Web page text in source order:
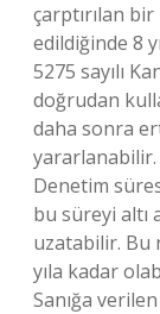
çarptırılan
edildiğinde 8
5275 sayılı
doğrudan
daha sonra
yararlanabilir.
Denetim
bu süreyi altı
uzatabilir. Bu
yıla kadar
Sanığa